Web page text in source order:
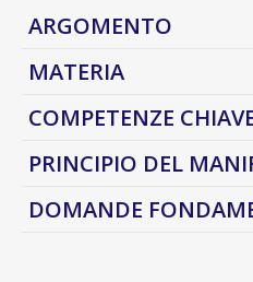
ARGOMENTO
MATERIA
COMPETENZE
PRINCIPIO DEL
DOMANDE